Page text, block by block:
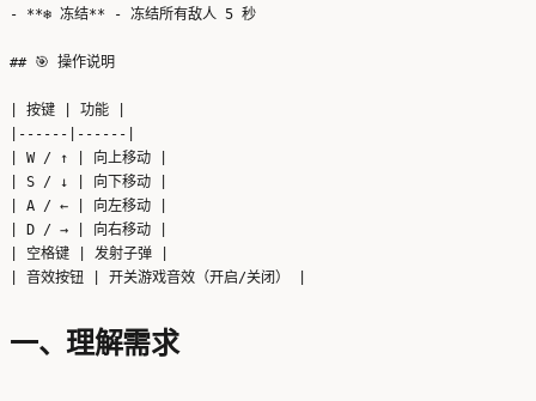
- **❄️ 冻结** - 冻结所有敌人 5 秒
## 🎯 操作说明
| 按键 | 功能 |
|------|------|
| W / ↑ | 向上移动 |
| S / ↓ | 向下移动 |
| A / ← | 向左移动 |
| D / → | 向右移动 |
| 空格键 | 发射子弹 |
一、理解需求